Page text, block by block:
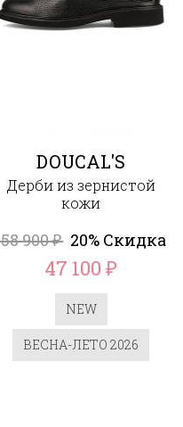
DOUCAL'S
Дерби из зернистой
кожи
58 900₽ 20% Скидка
47 100₽
NEW
ВЕСНА-ЛЕТО 2026